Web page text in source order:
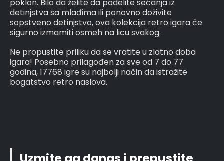
poklon. Bilo da želite da podelite sećanja iz
detinjstva sa mlađima ili ponovno doživite
sopstveno detinjstvo, ova kolekcija retro igara će
sigurno izmamiti osmeh na licu svakog.
Ne propustite priliku da se vratite u zlatno doba
igara! Posebno prilagođen za sve od 7 do 77
godina, 17768 igre su najbolji način da istražite
bogatstvo retro naslova.